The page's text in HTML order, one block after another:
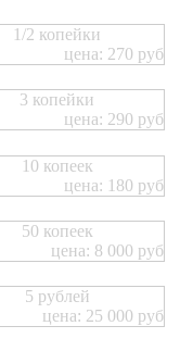
1/2 копейки
цена: 270 руб
3 копейки
цена: 290 руб
10 копеек
цена: 180 руб
50 копеек
цена: 8 000 руб
5 рублей
цена: 25 000 руб